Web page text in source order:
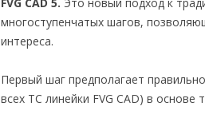
многоступенчатых шагов,
интереса.
Первый шаг предполагает
всех ТС линейки FVG CAD) в основе